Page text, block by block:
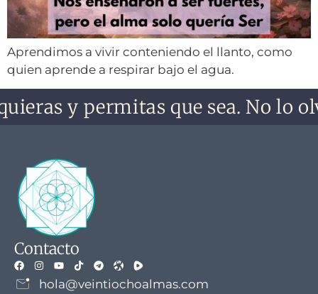
Aprendimos a vivir conteniendo el llanto, como
quien aprende a respirar bajo el agua.
y permitas que sea. No lo
Contacto
hola@veintiochoalmas.com